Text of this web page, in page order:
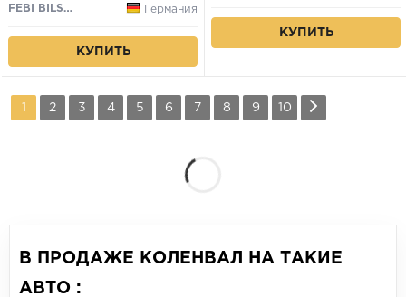
FEBI BILSTEIN
Германия
КУПИТЬ
КУПИТЬ
1 2 3 4 5 6 7 8 9 10
В ПРОДАЖЕ КОЛЕНВАЛ НА ТАКИЕ
АВТО :